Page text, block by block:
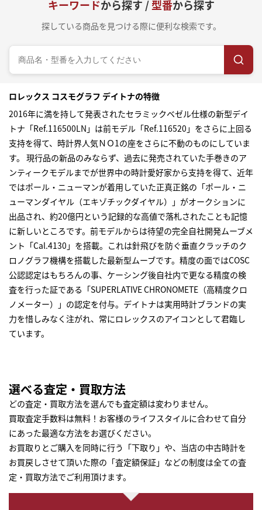
キーワードから探す /型番から探す
探している商品を見つける際に便利な検索です。
ロレックス コスモグラフ デイトナの特徴
2016年に満を持して発表されたセラミックベゼル仕様の新型デイ
トナ「Ref.116500LN」は前モデル「Ref.116520」をさらに上回る
支持を得て、時計界人気ＮＯ1の座をさらに不動のものにしていま
す。 現行品の新品のみならず、過去に発売されていた手巻きのア
ンティークモデルまでが世界中の時計愛好家から支持を得て、近年
ではポール・ニューマンが着用していた正真正銘の「ポール・ニ
ューマンダイヤル（エキゾチックダイヤル）」がオークションに
出品され、約20億円という記録的な高値で落札されたことも記憶
に新しいところです。前モデルからは待望の完全自社開発ムーブメ
ント「Cal.4130」を搭載。これは針飛びを防ぐ垂直クラッチのク
ロノグラフ機構を搭載した最新型ムーブです。精度の面ではCOSC
公認認定はもちろんの事、ケーシング後自社内で更なる精度の検
査を行った証である「SUPERLATIVE CHRONOMETE（高精度クロ
ノメーター）」の認定を付与。デイトナは実用時計ブランドの実
力を惜しみなく注がれ、常にロレックスのアイコンとして君臨し
ています。
選べる査定・買取方法
どの査定・買取方法を選んでも査定額は変わりません。
買取査定手数料は無料！お客様のライフスタイルに合わせて自分
にあった最適な方法をお選びください。
お買取りとご購入を同時に行う「下取り」や、当店の中古時計を
お買戻しさせて頂いた際の「査定額保証」などの制度は全ての査
定・買取方法でご利用頂けます。